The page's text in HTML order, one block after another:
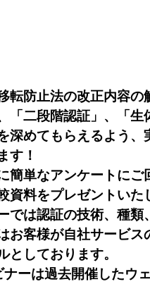
転防止法の改正内容
「二段階認証」、「
深めてもらえるよう
す！
簡単なアンケートに
資料をプレゼントいた
では認証の技術、種類
お客様が自社サービ
としております。
ーは過去開催したウ